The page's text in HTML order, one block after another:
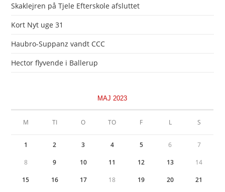
Skaklejren på Tjele Efterskole afsluttet
Kort Nyt uge 31
Haubro-Suppanz vandt CCC
Hector flyvende i Ballerup
MAJ 2023
M TI O TO F L S
1 2 3 4 5 6 7
8 9 10 11 12 13 14
15 16 17 18 19 20 21